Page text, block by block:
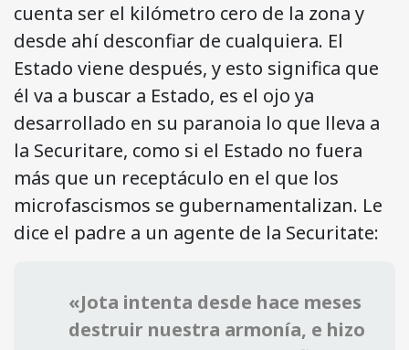
cuenta ser el kilómetro cero de la zona y
desde ahí desconfiar de cualquiera. El
Estado viene después, y esto significa que
él va a buscar a Estado, es el ojo ya
desarrollado en su paranoia lo que lleva a
la Securitare, como si el Estado no fuera
más que un receptáculo en el que los
microfascismos se gubernamentalizan. Le
dice el padre a un agente de la Securitate:
«Jota intenta desde hace meses
destruir nuestra armonía, e hizo